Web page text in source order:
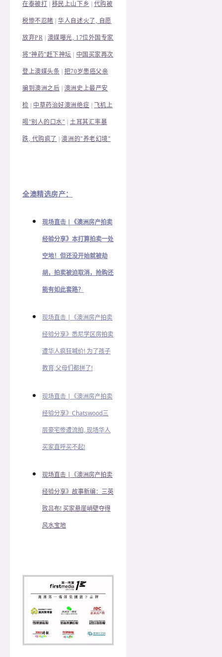
在泰被打 移民上山下乡 代购被
税惨不忍睹 |华人自述火了, 自愿
放弃PR 澳媒曝光, 17位外国专家
将“神药”赶下神坛 中国买家再次
登上澳媒头条 把70岁患癌父亲
骗到澳洲之后 澳洲史上最严安
检 中草药治好澳洲绝症 飞机上
喝"别人的口水" 土耳其汇率暴
跌, 代购疯了 |澳洲的"养老幻境"
全澳精选房产：
现场直击 |《澳洲房产拍卖
经验分享》本打算拍卖一处
空地！但还没开始就被劫
胡，拍卖被迫取消，抢购还
能有如此套路？
现场直击 |《澳洲房产拍卖
经验分享》悉尼学区房拍卖
遭华人疯狂喊价! 为了孩子
教育,父母们都拼了!
现场直击 |《澳洲房产拍卖
经验分享》Chatswood三
层豪宅惨遭流拍, 现场华人
买家直呼买不起!
现场直击 |《澳洲房产拍卖
经验分享》故事新编：三英
败吕布! 买家悬崖峭壁夺得
风水宝地